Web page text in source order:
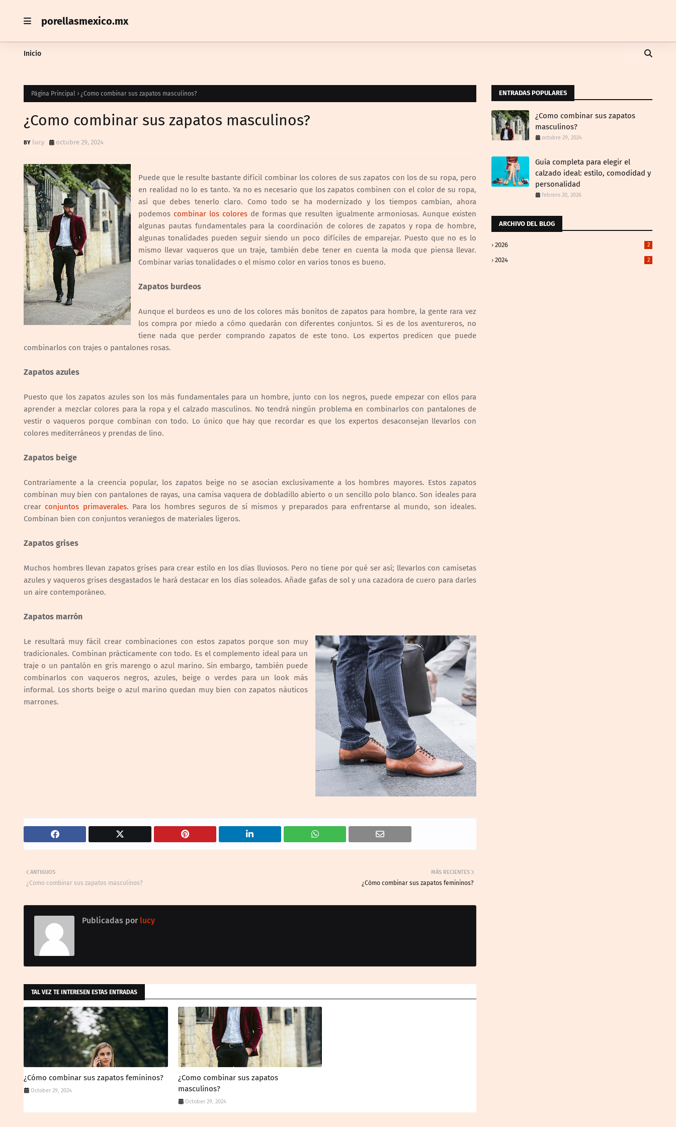
porellasmexico.mx
Inicio
Página Principal ¿Como combinar sus zapatos masculinos?
¿Como combinar sus zapatos masculinos?
lucy octubre 29, 2024
Puede que le resulte bastante difícil combinar los colores de sus zapatos con los de su ropa, pero
en realidad no lo es tanto. Ya no es necesario que los zapatos combinen con el color de su ropa,
así que debes tenerlo claro. Como todo se ha modernizado y los tiempos cambian, ahora
podemos combinar los coloresde formas que resulten igualmente armoniosas. Aunque existen
algunas pautas fundamentales para la coordinación de colores de zapatos y ropa de hombre,
algunas tonalidades pueden seguir siendo un poco difíciles de emparejar. Puesto que no es lo
mismo llevar vaqueros que un traje, también debe tener en cuenta la moda que piensa llevar.
Combinar varias tonalidades o el mismo color en varios tonos es bueno.
Zapatos burdeos
Aunque el burdeos es uno de los colores más bonitos de zapatos para hombre, la gente rara vez
los compra por miedo a cómo quedarán con diferentes conjuntos. Si es de los aventureros, no
tiene nada que perder comprando zapatos de este tono. Los expertos predicen que puede
combinarlos con trajes o pantalones rosas.
Zapatos azules
Puesto que los zapatos azules son los más fundamentales para un hombre, junto con los negros, puede empezar con ellos para
aprender a mezclar colores para la ropa y el calzado masculinos. No tendrá ningún problema en combinarlos con pantalones de
vestir o vaqueros porque combinan con todo. Lo único que hay que recordar es que los expertos desaconsejan llevarlos con
colores mediterráneos y prendas de lino.
Zapatos beige
Contrariamente a la creencia popular, los zapatos beige no se asocian exclusivamente a los hombres mayores. Estos zapatos
combinan muy bien con pantalones de rayas, una camisa vaquera de dobladillo abierto o un sencillo polo blanco. Son ideales para
crear conjuntos primaverales. Para los hombres seguros de sí mismos y preparados para enfrentarse al mundo, son ideales.
Combinan bien con conjuntos veraniegos de materiales ligeros.
Zapatos grises
Muchos hombres llevan zapatos grises para crear estilo en los días lluviosos. Pero no tiene por qué ser así; llevarlos con camisetas
azules y vaqueros grises desgastados le hará destacar en los días soleados. Añade gafas de sol y una cazadora de cuero para darles
un aire contemporáneo.
Zapatos marrón
Le resultará muy fácil crear combinaciones con estos zapatos porque son muy
tradicionales. Combinan prácticamente con todo. Es el complemento ideal para un
traje o un pantalón en gris marengo o azul marino. Sin embargo, también puede
combinarlos con vaqueros negros, azules, beige o verdes para un look más
informal. Los shorts beige o azul marino quedan muy bien con zapatos náuticos
marrones.
MÁS RECIENTES
¿Cómo combinar sus zapatos femininos?
ANTIGUOS
¿Como combinar sus zapatos masculinos?
Publicadas por lucy
TAL VEZ TE INTERESEN ESTAS ENTRADAS
¿Cómo combinar sus zapatos femininos?
October 29, 2024
¿Como combinar sus zapatos
masculinos?
October 29, 2024
ENTRADAS POPULARES
¿Como combinar sus zapatos
masculinos?
octubre 29, 2024
Guía completa para elegir el
calzado ideal: estilo, comodidad y
personalidad
febrero 20, 2026
ARCHIVO DEL BLOG
2026 2
2024 2